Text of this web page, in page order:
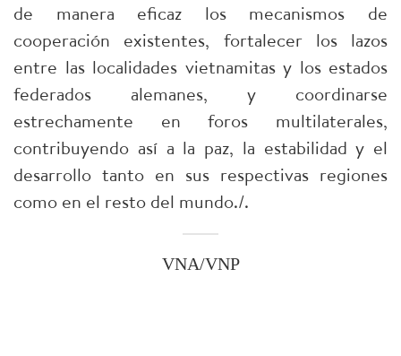
de manera eficaz los mecanismos de
cooperación existentes, fortalecer los lazos
entre las localidades vietnamitas y los estados
federados alemanes, y coordinarse
estrechamente en foros multilaterales,
contribuyendo así a la paz, la estabilidad y el
desarrollo tanto en sus respectivas regiones
como en el resto del mundo./.
VNA/VNP